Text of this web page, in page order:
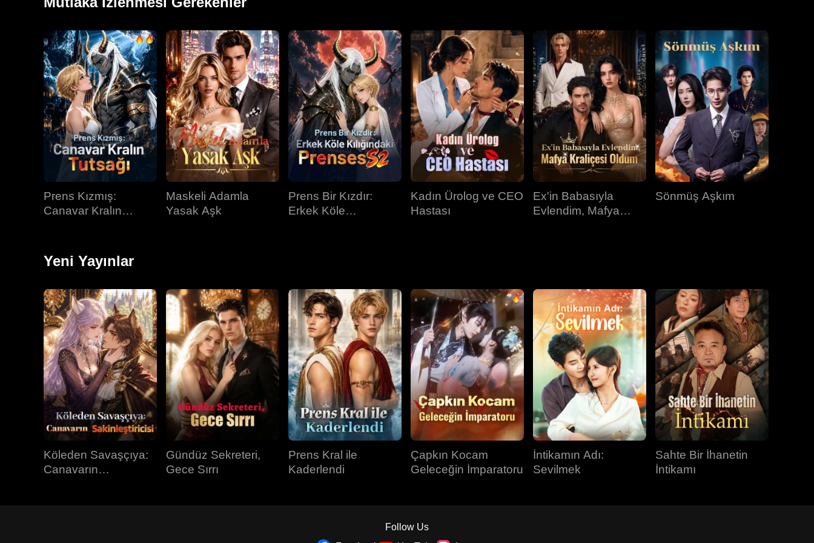
34.bölüm 35.bölüm 36.bölüm
37.bölüm 38.bölüm 39.bölüm
40.bölüm
Prens Kızmış:
Canavar Kralın
Maskeli Adamla
Yasak Aşk
Prens Bir Kızdır:
Erkek Köle
Kadın Ürolog ve CEO
Hastası
Ex'in Babasıyla
Evlendim, Mafya
Sönmüş Aşkım
Yeni Yayınlar
Köleden Savaşçıya:
Canavarın
Gündüz Sekreteri,
Gece Sırrı
Prens Kral ile
Kaderlendi
Çapkın Kocam
Geleceğin İmparatoru
İntikamın Adı:
Sevilmek
Sahte Bir İhanetin
İntikamı
Follow Us